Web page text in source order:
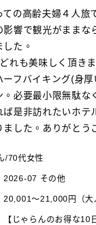
ての高齢夫婦４人旅
影響で観光がままな
た。
れも美味しく頂き
ーフバイキング(身
。必要最小限無駄な
ば是非訪れたいホテ
ました。ありがとう
/70代女性
2026-07 その他
20,001～21,000円（大
【じゃらんのお得な